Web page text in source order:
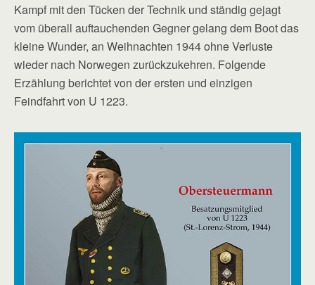
Kampf mit den Tücken der Technik und ständig gejagt
vom überall auftauchenden Gegner gelang dem Boot das
kleine Wunder, an Weihnachten 1944 ohne Verluste
wieder nach Norwegen zurückzukehren. Folgende
Erzählung berichtet von der ersten und einzigen
Feindfahrt von U 1223.